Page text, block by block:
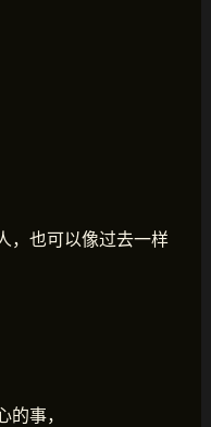
，也可以像过去一样
事，